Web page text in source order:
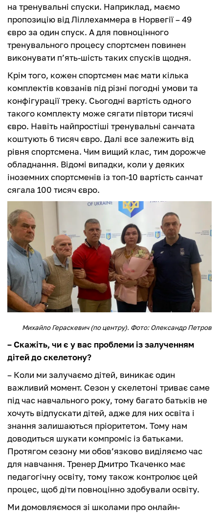
на тренувальні спуски. Наприклад, маємо
пропозицію від Ліллехаммера в Норвегії – 49
євро за один спуск. А для повноцінного
тренувального процесу спортсмен повинен
виконувати п’ять-шість таких спусків щодня.
Крім того, кожен спортсмен має мати кілька
комплектів ковзанів під різні погодні умови та
конфігурації треку. Сьогодні вартість одного
такого комплекту може сягати півтори тисячі
євро. Навіть найпростіші тренувальні санчата
коштують 6 тисяч євро. Далі все залежить від
рівня спортсмена. Чим вищий клас, тим дорожче
обладнання. Відомі випадки, коли у деяких
іноземних спортсменів із топ-10 вартість санчат
сягала 100 тисяч євро.
Михайло Гераскевич (по центру). Фото: Олександр Петров
– Скажіть, чи є у вас проблеми із залученням
дітей до скелетону?
– Коли ми залучаємо дітей, виникає один
важливий момент. Сезон у скелетоні триває саме
під час навчального року, тому багато батьків не
хочуть відпускати дітей, адже для них освіта і
знання залишаються пріоритетом. Тому нам
доводиться шукати компроміс із батьками.
Протягом сезону ми обов’язково виділяємо час
для навчання. Тренер Дмитро Ткаченко має
педагогічну освіту, тому також контролює цей
процес, щоб діти повноцінно здобували освіту.
Ми домовляємося зі школами про онлайн-